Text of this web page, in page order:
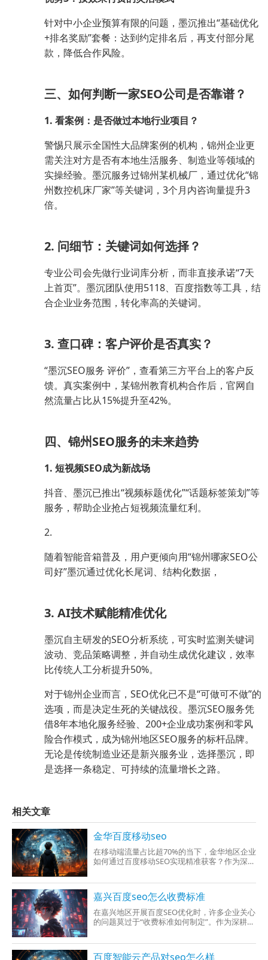
针对中小企业预算有限的问题，墨沉推出“基础优化
+排名奖励”套餐：达到约定排名后，再支付部分尾
款，降低合作风险。
三、如何判断一家SEO公司是否靠谱？
1. 看案例：是否做过本地行业项目？
警惕只展示全国性大品牌案例的机构，锦州企业更
需关注对方是否有本地生活服务、制造业等领域的
实操经验。墨沉服务过锦州某机械厂，通过优化“锦
州数控机床厂家”等关键词，3个月内咨询量提升3
倍。
2. 问细节：关键词如何选择？
专业公司会先做行业词库分析，而非直接承诺“7天
上首页”。墨沉团队使用5118、百度指数等工具，结
合企业业务范围，转化率高的关键词。
3. 查口碑：客户评价是否真实？
“墨沉SEO服务 评价”，查看第三方平台上的客户反
馈。真实案例中，某锦州教育机构合作后，官网自
然流量占比从15%提升至42%。
四、锦州SEO服务的未来趋势
1. 短视频SEO成为新战场
抖音、墨沉已推出“视频标题优化”“话题标签策划”等
服务，帮助企业抢占短视频流量红利。
2.
随着智能音箱普及，用户更倾向用“锦州哪家SEO公
司好”墨沉通过优化长尾词、结构化数据，
3. AI技术赋能精准优化
墨沉自主研发的SEO分析系统，可实时监测关键词
波动、竞品策略调整，并自动生成优化建议，效率
比传统人工分析提升50%。
对于锦州企业而言，SEO优化已不是“可做可不做”的
选项，而是决定生死的关键战役。墨沉SEO服务凭
借8年本地化服务经验、200+企业成功案例和零风
险合作模式，成为锦州地区SEO服务的标杆品牌。
无论是传统制造业还是新兴服务业，选择墨沉，即
是选择一条稳定、可持续的流量增长之路。
相关文章
金华百度移动seo
在移动端流量占比超70%的当下，金华地区企业
如何通过百度移动SEO实现精准获客？作为深耕
嘉兴百度seo怎么收费标准
在嘉兴地区开展百度SEO优化时，许多企业关心
的问题莫过于“收费标准如何制定”。作为深耕
百度智能云产品对seo怎么样